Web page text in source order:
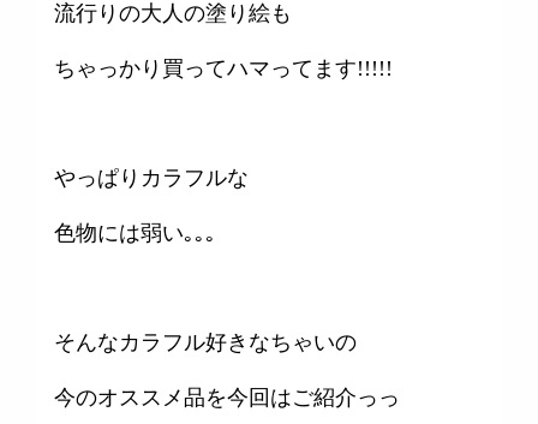
流行りの大人の塗り絵も
ちゃっかり買ってハマってます!!!!!
やっぱりカラフルな
色物には弱い｡｡｡
そんなカラフル好きなちゃいの
今のオススメ品を今回はご紹介っっ